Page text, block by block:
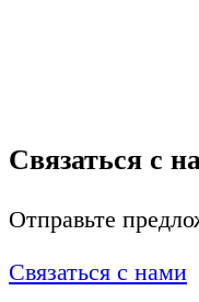
Связаться с
Отправьте
Связаться с нами